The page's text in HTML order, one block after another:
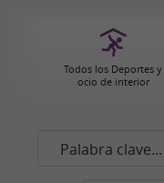
Todos los Deportes y
ocio de interior
Palabra clave...